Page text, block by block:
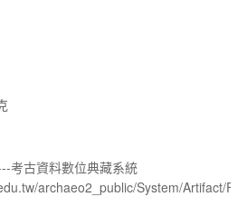
考古資料數位典藏系統
archaeo2_public/System/Artifact/